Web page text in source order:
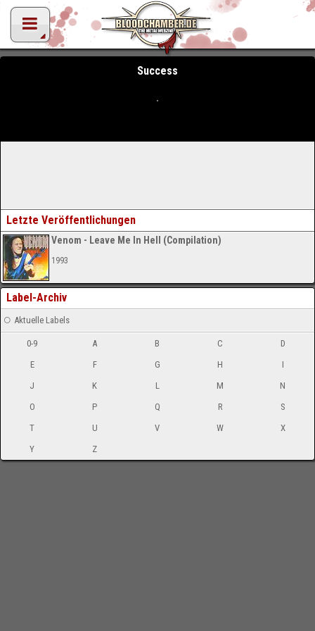
Success
Letzte Veröffentlichungen
Venom - Leave Me In Hell (Compilation)
1993
Label-Archiv
Aktuelle Labels
0-9 A B C
D
E
F G H
I
J
K L M
N
O
P Q R
S
T
U V W
X
Y
Z